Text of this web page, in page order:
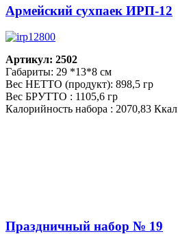
Армейский сухпаек ИРП-12
Артикул: 2502
Габариты: 29 *13*8 см
Вес НЕТТО (продукт): 898,5 гр
Вес БРУТТО : 1105,6 гр
Калорийность набора : 2070,83 Ккал
Праздничный набор № 19